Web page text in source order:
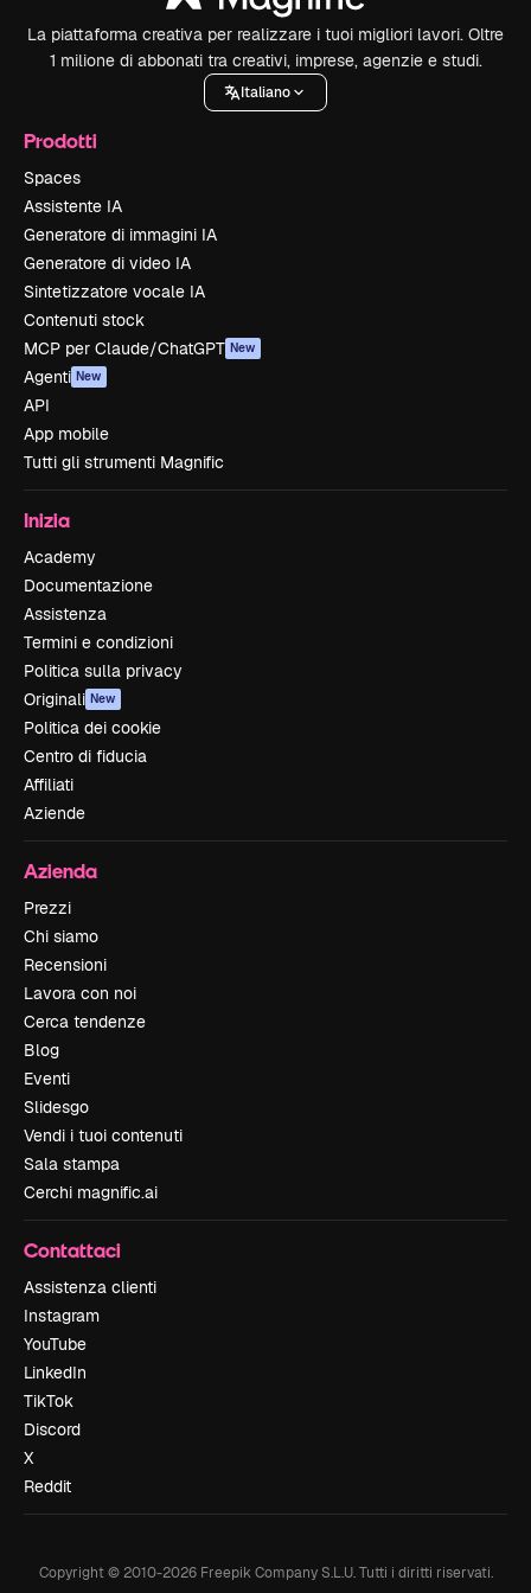
La piattaforma creativa per realizzare i tuoi migliori lavori. Oltre
1 milione di abbonati tra creativi, imprese, agenzie e studi.
Italiano
Prodotti
Spaces
Assistente IA
Generatore di immagini IA
Generatore di video IA
Sintetizzatore vocale IA
Contenuti stock
MCP per Claude/ChatGPT New
Agenti New
API
App mobile
Tutti gli strumenti Magnific
Inizia
Academy
Documentazione
Assistenza
Termini e condizioni
Politica sulla privacy
Originali New
Politica dei cookie
Centro di fiducia
Affiliati
Aziende
Azienda
Prezzi
Chi siamo
Recensioni
Lavora con noi
Cerca tendenze
Blog
Eventi
Slidesgo
Vendi i tuoi contenuti
Sala stampa
Cerchi magnific.ai
Contattaci
Assistenza clienti
Instagram
YouTube
LinkedIn
TikTok
Discord
X
Reddit
Copyright © 2010-2026Freepik Company S.L.U. Tutti i diritti riservati.